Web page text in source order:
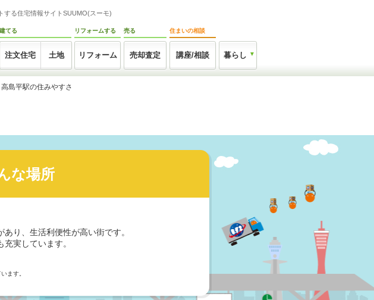
する住宅情報サイトSUUMO(スーモ)
建てる
注文住宅 土地
リフォームする
リフォーム
売る
売却査定
住まいの相談
講座/相談 暮らし
高島平駅の住みやすさ
な場所
り、生活利便性が高い街です。
実しています。
ます。